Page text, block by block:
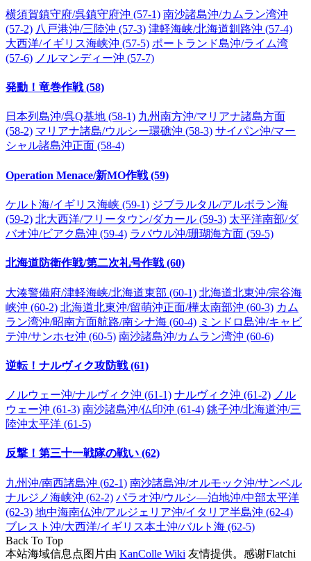
横須賀鎮守府/呉鎮守府沖 (57-1) 南沙諸島沖/カムラン湾沖
(57-2) 八戸港沖/三陸沖 (57-3) 津軽海峡/北海道釧路沖 (57-4)
大西洋/イギリス海峡沖 (57-5) ポートランド島沖/ライム湾
(57-6) ノルマンディー沖 (57-7)
発動！竜巻作戦 (58)
日本列島沖/呉Q基地 (58-1) 九州南方沖/マリアナ諸島方面
(58-2) マリアナ諸島/ウルシー環礁沖 (58-3) サイパン沖/マー
シャル諸島沖正面 (58-4)
Operation Menace/新MO作戦 (59)
ケルト海/イギリス海峡 (59-1) ジブラルタル/アルボラン海
(59-2) 北大西洋/フリータウン/ダカール (59-3) 太平洋南部/ダ
バオ沖/ビアク島沖 (59-4) ラバウル沖/珊瑚海方面 (59-5)
北海道防衛作戦/第二次礼号作戦 (60)
大湊警備府/津軽海峡/北海道東部 (60-1) 北海道北東沖/宗谷海
峡沖 (60-2) 北海道北東沖/留萌沖正面/樺太南部沖 (60-3) カム
ラン湾沖/昭南方面航路/南シナ海 (60-4) ミンドロ島沖/キャビ
テ沖/サンホセ沖 (60-5) 南沙諸島沖/カムラン湾沖 (60-6)
逆転！ナルヴィク攻防戦 (61)
ノルウェー沖/ナルヴィク沖 (61-1) ナルヴィク沖 (61-2) ノル
ウェー沖 (61-3) 南沙諸島沖/仏印沖 (61-4) 銚子沖/北海道沖/三
陸沖太平洋 (61-5)
反撃！第三十一戦隊の戦い (62)
九州沖/南西諸島沖 (62-1) 南沙諸島沖/オルモック沖/サンベル
ナルジノ海峡沖 (62-2) パラオ沖/ウルシ―泊地沖/中部太平洋
(62-3) 地中海南仏沖/アルジェリア沖/イタリア半島沖 (62-4)
ブレスト沖/大西洋/イギリス本土沖/バルト海 (62-5)
Back To Top
本站海域信息点图片由 KanColle Wiki 友情提供。感谢Flatchi